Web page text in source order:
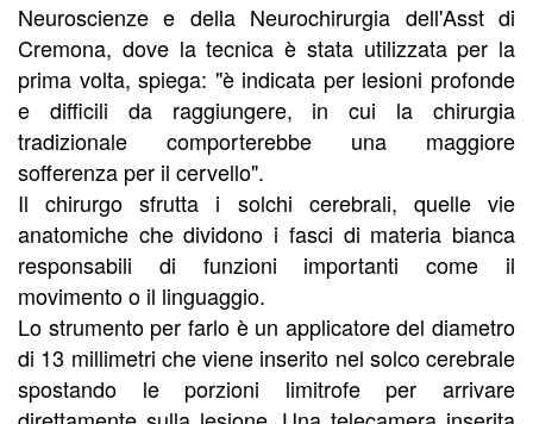
Neuroscienze e della Neurochirurgia dell'Asst di
Cremona, dove la tecnica è stata utilizzata per la
prima volta, spiega: "è indicata per lesioni profonde
e difficili da raggiungere, in cui la chirurgia
tradizionale comporterebbe una maggiore
sofferenza per il cervello".
Il chirurgo sfrutta i solchi cerebrali, quelle vie
anatomiche che dividono i fasci di materia bianca
responsabili di funzioni importanti come il
movimento o il linguaggio.
Lo strumento per farlo è un applicatore del diametro
di 13 millimetri che viene inserito nel solco cerebrale
spostando le porzioni limitrofe per arrivare